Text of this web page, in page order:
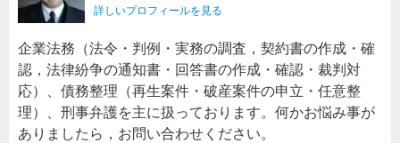
詳しいプロフィールを見る
企業法務（法令・判例・実務の調査，契約書の作成・確
認，法律紛争の通知書・回答書の作成・確認・裁判対
応）、債務整理（再生案件・破産案件の申立・任意整
理）、刑事弁護を主に扱っております。何かお悩み事が
ありましたら，お問い合わせください。